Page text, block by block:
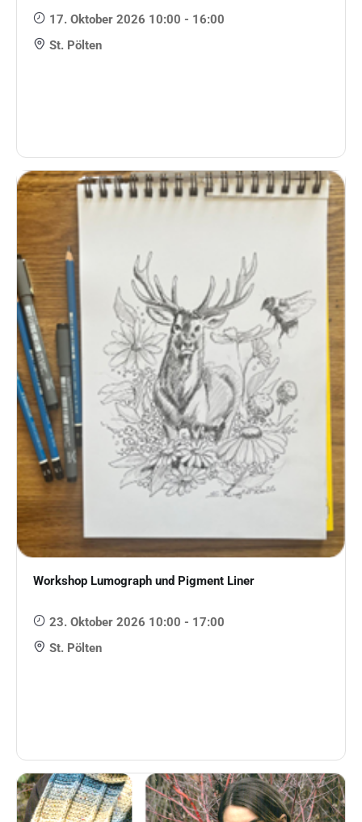
17. Oktober 2026 10:00 - 16:00
St. Pölten
Workshop Lumograph und Pigment Liner
23. Oktober 2026 10:00 - 17:00
St. Pölten